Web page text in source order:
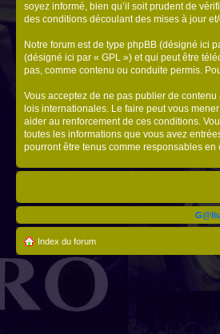
soyez informé, bien qu’il soit prudent de
des conditions découlant des mises à jour
Notre forum est de type phpBB (désigné ici
(désigné ici par « GPL ») et qui peut être
pas, comme contenu ou conduite permis.
Vous acceptez de ne pas publier de
lois internationales. Le faire peut vous
aider au renforcement de ces conditions.
toutes les informations que vous avez
pourront être tenus comme responsables
Index du forum